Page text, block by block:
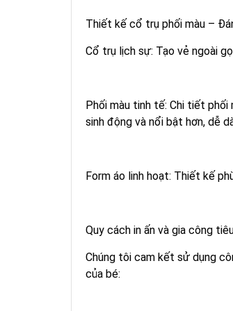
Thiết kế cổ trụ phối màu –
Cổ trụ lịch sự: Tạo vẻ ngoài
Phối màu tinh tế: Chi tiết
sinh động và nổi bật hơn, dễ
Form áo linh hoạt: Thiết kế
Quy cách in ấn và gia công
Chúng tôi cam kết sử dụng
của bé: